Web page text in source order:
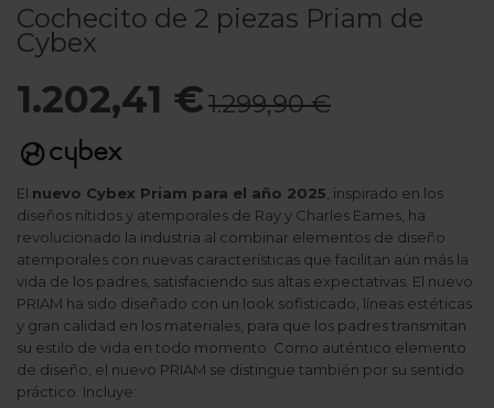
Cochecito de 2 piezas Priam de
Cybex
1.202,41 €1.299,90 €
El nuevo Cybex Priam para el año 2025 , inspirado en los
diseños nítidos y atemporales de Ray y Charles Eames, ha
revolucionado la industria al combinar elementos de diseño
atemporales con nuevas características que facilitan aún más la
vida de los padres, satisfaciendo sus altas expectativas. El nuevo
PRIAM ha sido diseñado con un look sofisticado, líneas estéticas
y gran calidad en los materiales, para que los padres transmitan
su estilo de vida en todo momento. Como auténtico elemento
de diseño, el nuevo PRIAM se distingue también por su sentido
práctico. Incluye: